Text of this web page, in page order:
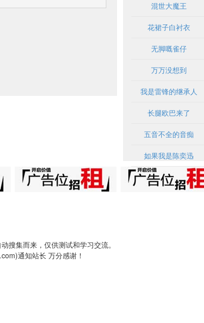
混世大魔王
花裙子白衬衣
无脚嘅雀仔
万万没想到
我是雷锋的继承人
长腿欧巴来了
五音不全的音痴
如果我是陈奕迅
搜集而来，仅供测试和学习交流。
通知站长 万分感谢！